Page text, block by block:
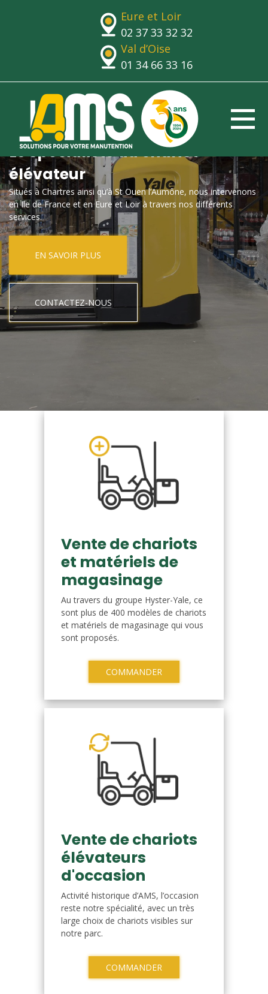
Eure et Loir
02 37 33 32 32
Val d’Oise
01 34 66 33 16
Le spécialiste du chariot
élévateur
Situés à Chartres ainsi qu’à St Ouen l’Aumône, nous intervenons
en Ile de France et en Eure et Loir à travers nos différents
services.
EN SAVOIR PLUS
CONTACTEZ-NOUS
Vente de chariots
et matériels de
magasinage
Au travers du groupe Hyster-Yale, ce
sont plus de 400 modèles de chariots
et matériels de magasinage qui vous
sont proposés.
COMMANDER
Vente de chariots
élévateurs
d'occasion
Activité historique d’AMS, l’occasion
reste notre spécialité, avec un très
large choix de chariots visibles sur
notre parc.
COMMANDER